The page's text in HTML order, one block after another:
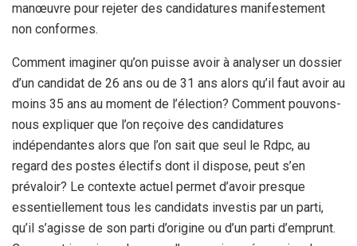
manœuvre pour rejeter des candidatures manifestement
non conformes.
Comment imaginer qu’on puisse avoir à analyser un dossier
d’un candidat de 26 ans ou de 31 ans alors qu’il faut avoir au
moins 35 ans au moment de l’élection? Comment pouvons-
nous expliquer que l’on reçoive des candidatures
indépendantes alors que l’on sait que seul le Rdpc, au
regard des postes électifs dont il dispose, peut s’en
prévaloir? Le contexte actuel permet d’avoir presque
essentiellement tous les candidats investis par un parti,
qu’il s’agisse de son parti d’origine ou d’un parti d’emprunt.